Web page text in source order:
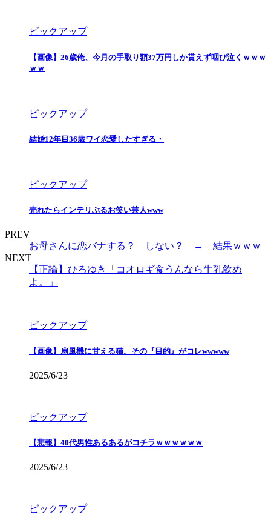
ピックアップ
【画像】26歳俺、今月の手取り額37万円しか貰えず咽び泣くｗｗｗ
ｗｗ
ピックアップ
結婚12年目36歳ワイ恋愛したすぎる・
ピックアップ
売れたらインテリぶるお笑い芸人www
PREV
お母さんに恋バナする？ しない？ → 結果ｗｗｗ
NEXT
【正論】ひろゆき「コオロギ食うんなら牛乳飲め
よ。」
ピックアップ
【画像】扇風機に甘える猫。その『目的』がコレwwwww
2025/6/23
ピックアップ
【悲報】40代男性あるあるがコチラｗｗｗｗｗｗ
2025/6/23
ピックアップ